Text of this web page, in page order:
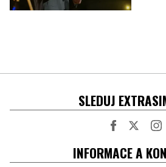
SLEDUJ
INFORMACE A